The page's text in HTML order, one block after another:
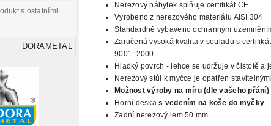
s ostatními
DORAMETAL
Nerezový nábytek splňuje certifikát CE
Vyrobeno z nerezového materiálu AISI 304
Standardně vybaveno ochranným
Zaručená vysoká kvalita v souladu s
9001: 2000
Hladký povrch - lehce se udržuje v čistotě a
Nerezový stůl k myčce je opatřen
Možnost výroby na míru (dle vašeho přání)
Horní deskas vedením na koše do myčky
Zadní nerezový lem 50 mm